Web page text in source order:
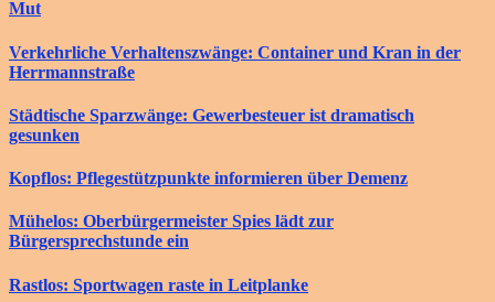
Mut
Verkehrliche Verhaltenszwänge: Container und Kran in der
Herrmannstraße
Städtische Sparzwänge: Gewerbesteuer ist dramatisch
gesunken
Kopflos: Pflegestützpunkte informieren über Demenz
Mühelos: Oberbürgermeister Spies lädt zur
Bürgersprechstunde ein
Rastlos: Sportwagen raste in Leitplanke